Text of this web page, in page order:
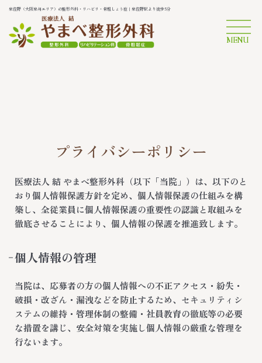
泉佐野（大阪泉州エリア）の整形外科・リハビリ・骨粗しょう症｜泉佐野駅より徒歩5分
MENU
プライバシーポリシー
医療法人 結 やまべ整形外科（以下「当院」）は、以下のと
おり個人情報保護方針を定め、個人情報保護の仕組みを構
築し、全従業員に個人情報保護の重要性の認識と取組みを
徹底させることにより、個人情報の保護を推進致します。
個人情報の管理
当院は、応募者の方の個人情報への不正アクセス・紛失・
破損・改ざん・漏洩などを防止するため、セキュリティシ
ステムの維持・管理体制の整備・社員教育の徹底等の必要
な措置を講じ、安全対策を実施し個人情報の厳重な管理を
行ないます。